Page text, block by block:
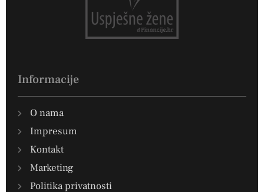
Informacije
O nama
Impresum
Kontakt
Marketing
Politika privatnosti